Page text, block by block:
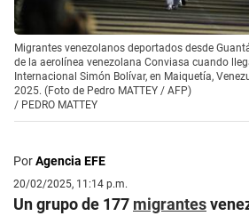
Migrantes venezolanos deportados desde
de la aerolínea venezolana Conviasa cuando
Internacional Simón Bolívar, en Maiquetía,
2025. (Foto de Pedro MATTEY / AFP)
/ PEDRO MATTEY
PorAgencia EFE
20/02/2025, 11:14 p.m.
Un grupo de 177 migrantes